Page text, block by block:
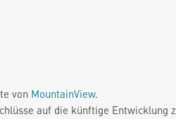
von MountainView.
auf die künftige Entwicklung